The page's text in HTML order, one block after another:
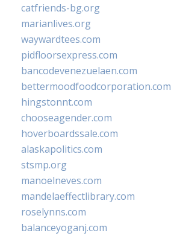
catfriends-bg.org
marianlives.org
waywardtees.com
pidfloorsexpress.com
bancodevenezuelaen.com
bettermoodfoodcorporation.com
hingstonnt.com
chooseagender.com
hoverboardssale.com
alaskapolitics.com
stsmp.org
manoelneves.com
mandelaeffectlibrary.com
roselynns.com
balanceyoganj.com